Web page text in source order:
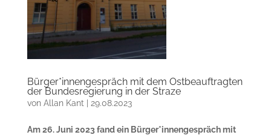
Bürger*innengespräch mit dem Ostbeauftragten
der Bundesregierung in der Straze
von Allan Kant 29.08.2023
Am 26. Juni 2023 fand ein Bürger*innengespräch mit